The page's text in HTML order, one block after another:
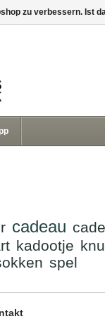
cadeau
kadootje
spel
zu verbessern. Ist